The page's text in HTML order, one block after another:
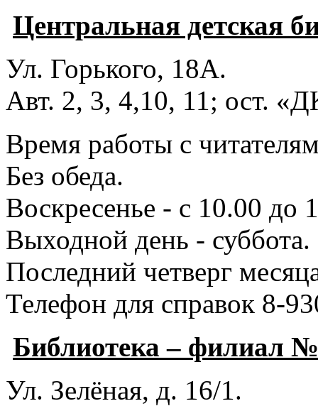
Центральная детская
Ул. Горького, 18А.
Авт. 2, 3, 4,10, 11; ост.
Время работы с
Без обеда.
Воскресенье - с 10.00 до
Выходной день - суббота.
Последний четверг
Телефон для справок 8-
Библиотека – филиал
Ул. Зелёная, д. 16/1.